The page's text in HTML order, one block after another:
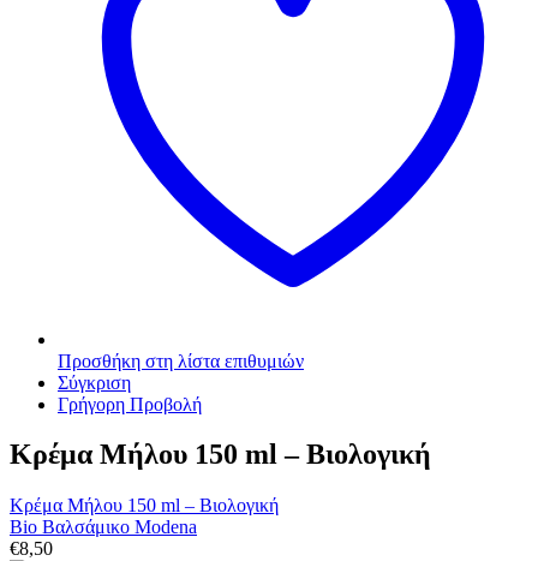
Προσθήκη στη λίστα επιθυμιών
Σύγκριση
Γρήγορη Προβολή
Κρέμα Μήλου 150 ml – Βιολογική
Κρέμα Μήλου 150 ml – Βιολογική
Bio Βαλσάμικο Modena
€8,50